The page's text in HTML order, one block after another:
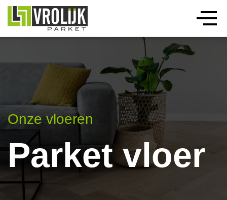
Onze vloeren
Parket vloer